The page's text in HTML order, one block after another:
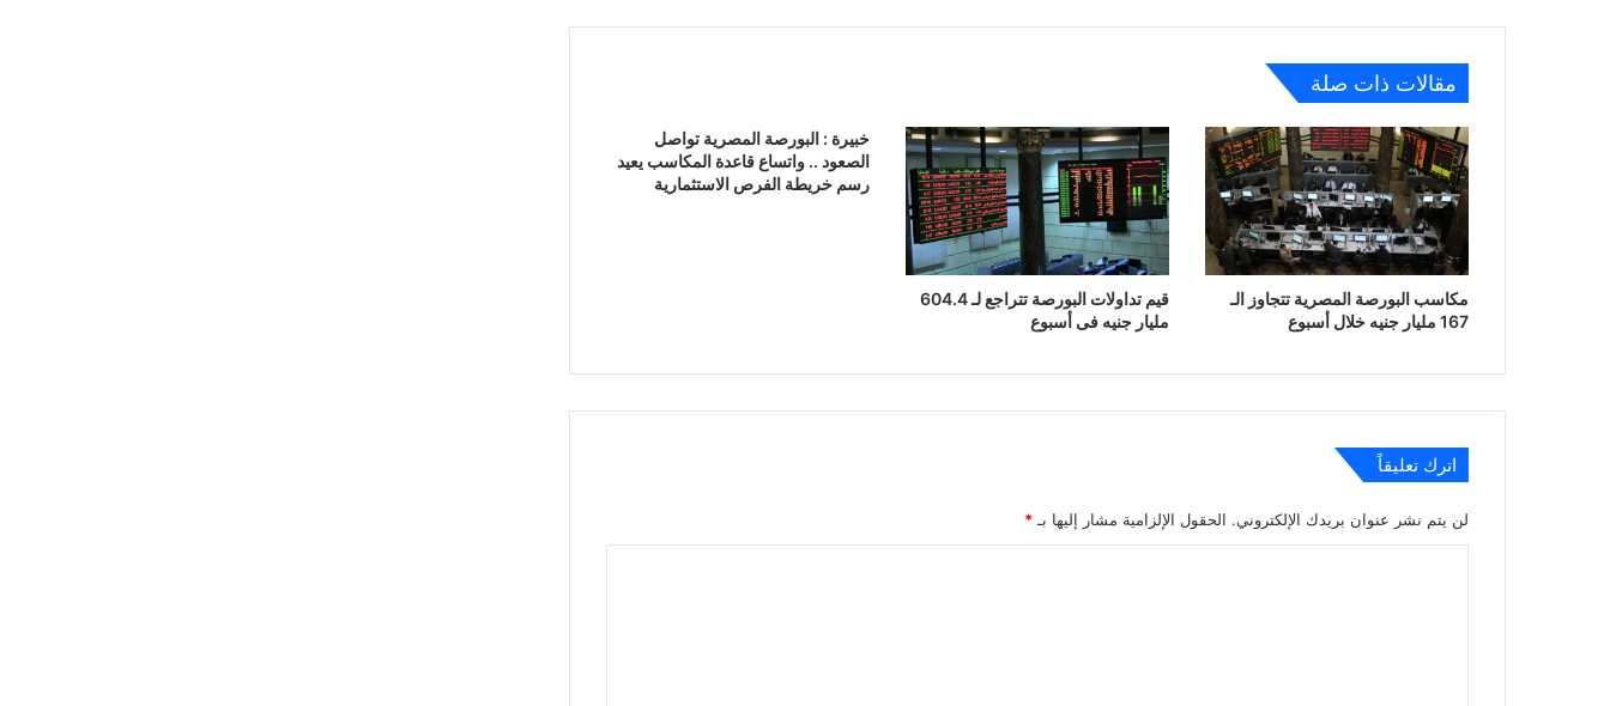
مقالات ذات صلة
مكاسب البورصة المصرية تتجاوز الـ
167 مليار جنيه خلال أسبوع
قيم تداولات البورصة تتراجع لـ 604.4
مليار جنيه فى أسبوع
خبيرة : البورصة المصرية تواصل
الصعود .. واتساع قاعدة المكاسب يعيد
رسم خريطة الفرص الاستثمارية
اترك تعليقاً
لن يتم نشر عنوان بريدك الإلكتروني. الحقول الإلزامية مشار إليها بـ *